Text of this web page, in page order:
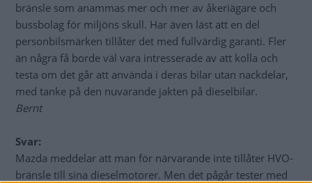
bränsle som anammas mer och mer av åkeriägare och
bussbolag för miljöns skull. Har även läst att en del
personbilsmärken tillåter det med fullvärdig garanti. Fler
än några få borde väl vara intresserade av att kolla och
testa om det går att använda i deras bilar utan nackdelar,
med tanke på den nuvarande jakten på dieselbilar.
Bernt
Svar:
Mazda meddelar att man för närvarande inte tillåter HVO-
bränsle till sina dieselmotorer. Men det pågår tester med